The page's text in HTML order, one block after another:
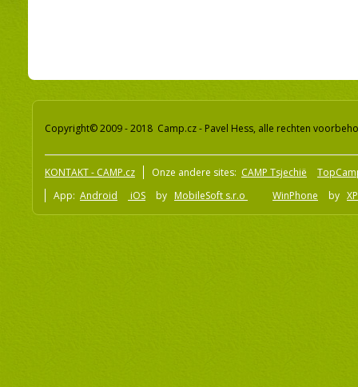
Copyright© 2009 - 2018 Camp.cz - Pavel Hess, alle rechten
KONTAKT - CAMP.cz Onze andere sites: CAMP Tsjechië
App: Android iOS by MobileSoft s.r.o WinPhone by